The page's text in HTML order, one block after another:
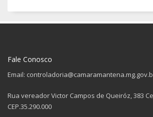
Fale Conosco
Email:
Rua vereador Victor Campos de Queiróz, 383
CEP.35.290.000